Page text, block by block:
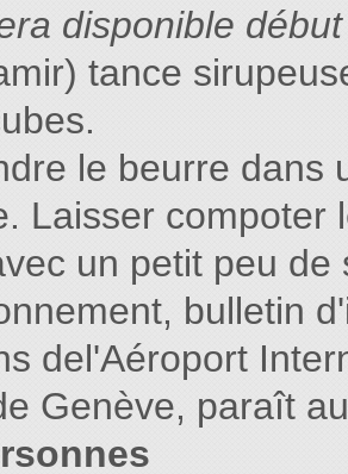
disponible
tance
le beurre dans
Laisser compoter
un petit peu
bulletin
del'Aéroport
Genève, paraît